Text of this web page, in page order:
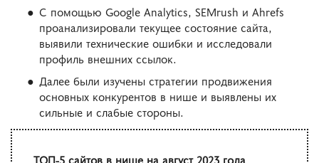
С помощью Google Analytics, SEMrush и Ahrefs
проанализировали текущее состояние сайта,
выявили технические ошибки и исследовали
профиль внешних ссылок.
Далее были изучены стратегии продвижения
основных конкурентов в нише и выявлены их
сильные и слабые стороны.
ТОП-5 сайтов в нише на август 2023 года